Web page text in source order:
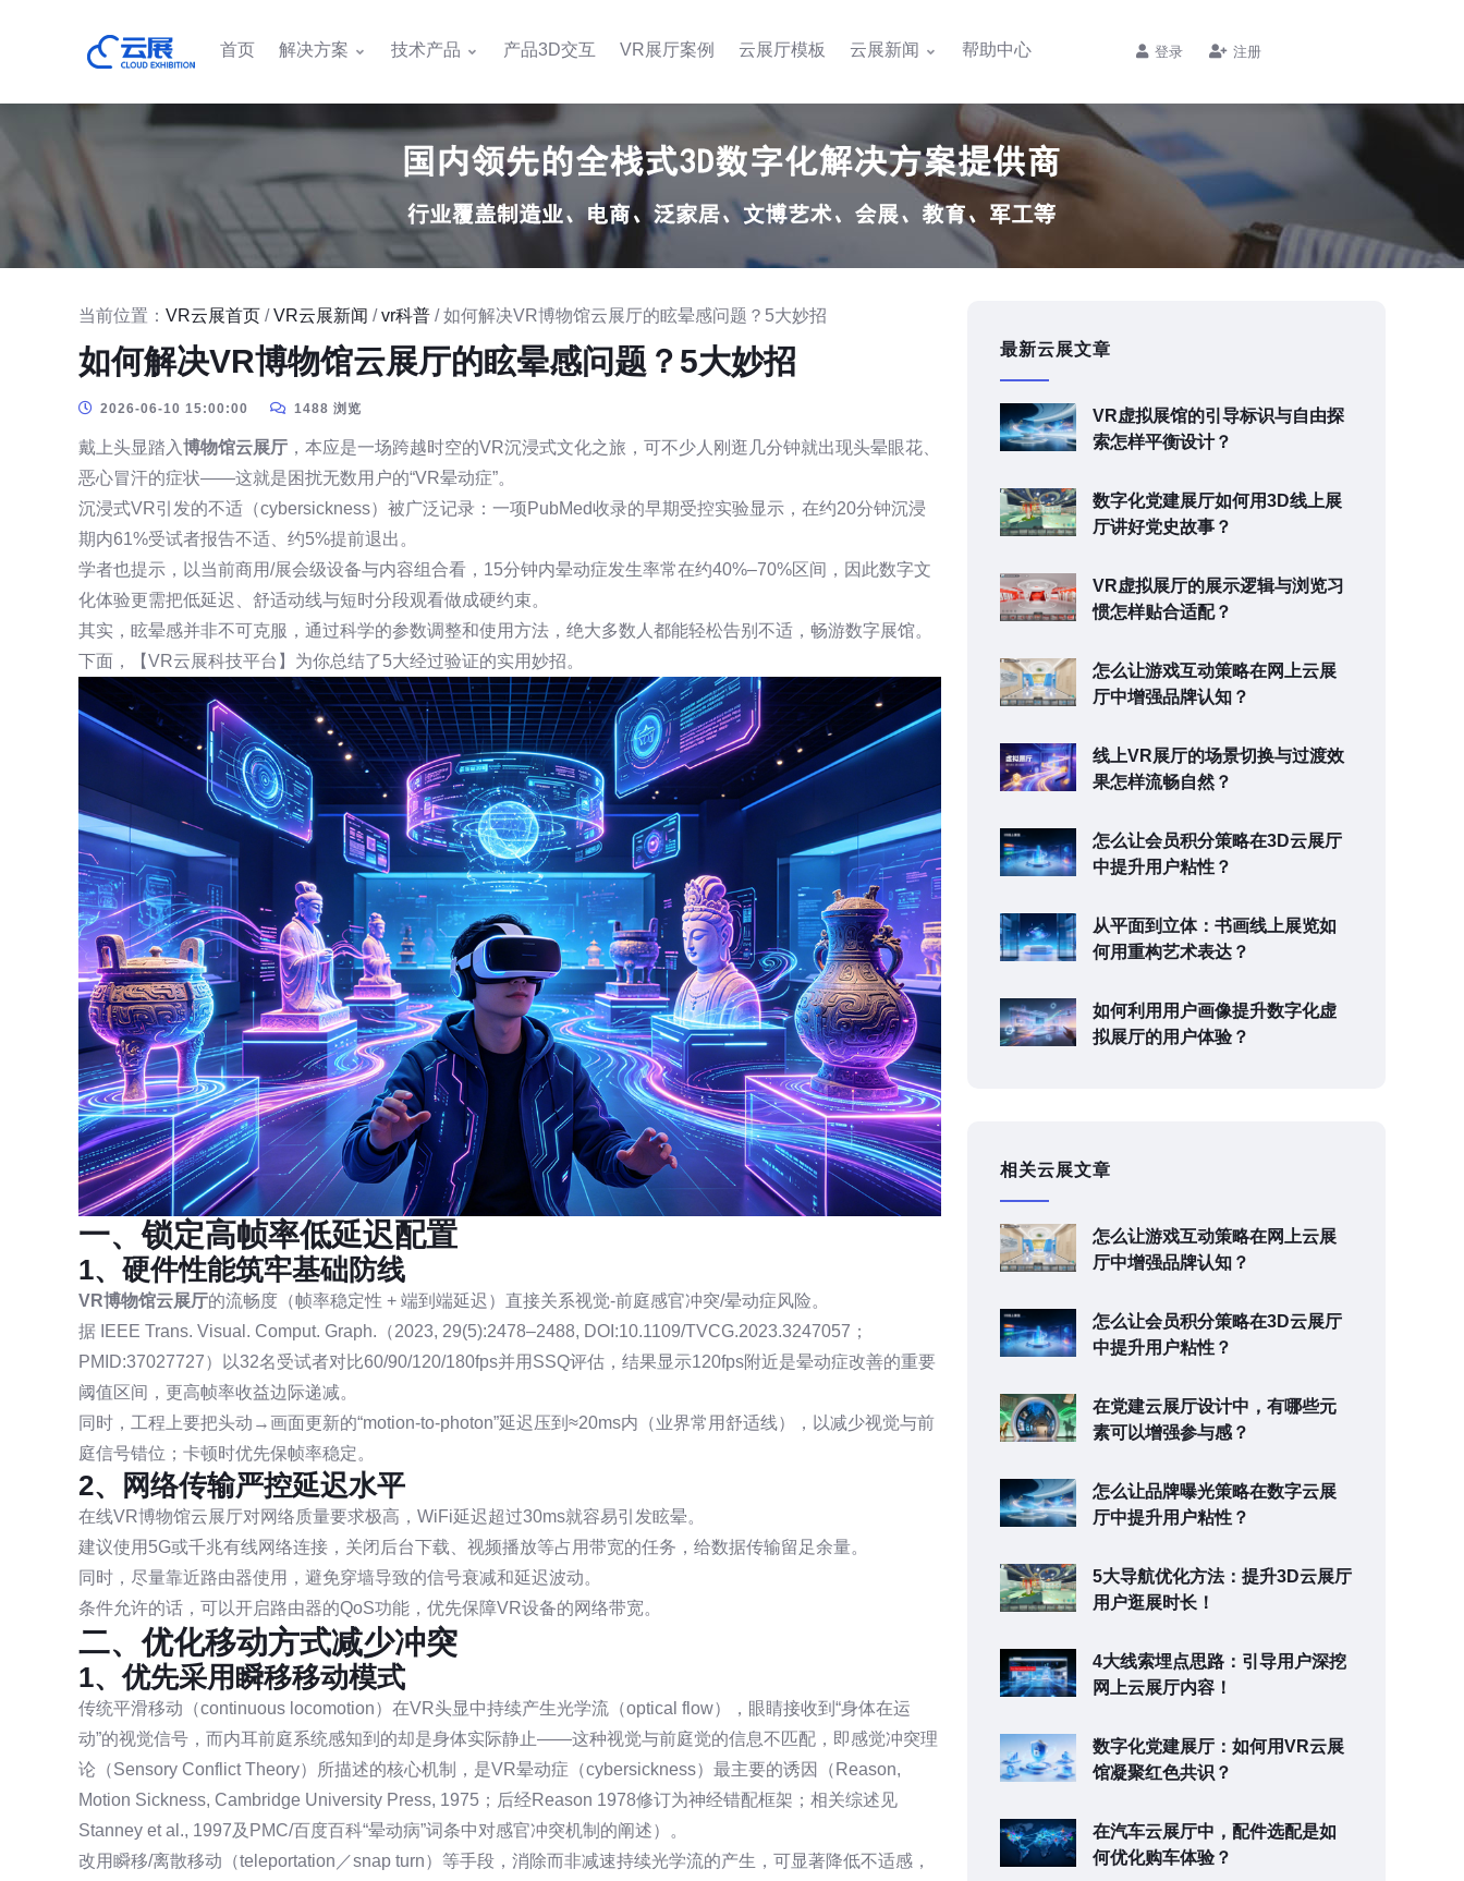
首页 解决方案 技术产品 产品3D交互 VR展厅案例 云展厅模板 云展新闻 帮助中心 登录 注册
当前位置： VR云展首页 /VR云展新闻 /vr科普 / 如何解决VR博物馆云展厅的眩晕感问题？5大妙招
如何解决VR博物馆云展厅的眩晕感问题？5大妙招
2026-06-10 15:00:00 1488 浏览
戴上头显踏入博物馆云展厅 ，本应是一场跨越时空的VR沉浸式文化之旅，可不少人刚逛几分钟就出现头晕眼花、
恶心冒汗的症状——这就是困扰无数用户的“VR晕动症”。
沉浸式VR引发的不适（cybersickness）被广泛记录：一项PubMed收录的早期受控实验显示，在约20分钟沉浸
期内61%受试者报告不适、约5%提前退出。
学者也提示，以当前商用/展会级设备与内容组合看，15分钟内晕动症发生率常在约40%–70%区间，因此数字文
化体验更需把低延迟、舒适动线与短时分段观看做成硬约束。
其实，眩晕感并非不可克服，通过科学的参数调整和使用方法，绝大多数人都能轻松告别不适，畅游数字展馆。
下面，【VR云展科技平台】为你总结了5大经过验证的实用妙招。
一、锁定高帧率低延迟配置
1、硬件性能筑牢基础防线
VR博物馆云展厅的流畅度（帧率稳定性 + 端到端延迟）直接关系视觉-前庭感官冲突/晕动症风险。
据 IEEE Trans. Visual. Comput. Graph.（2023, 29(5):2478–2488, DOI:10.1109/TVCG.2023.3247057；
PMID:37027727）以32名受试者对比60/90/120/180fps并用SSQ评估，结果显示120fps附近是晕动症改善的重要
阈值区间，更高帧率收益边际递减。
同时，工程上要把头动→画面更新的“motion-to-photon”延迟压到≈20ms内（业界常用舒适线），以减少视觉与前
庭信号错位；卡顿时优先保帧率稳定。
2、网络传输严控延迟水平
在线VR博物馆云展厅对网络质量要求极高，WiFi延迟超过30ms就容易引发眩晕。
建议使用5G或千兆有线网络连接，关闭后台下载、视频播放等占用带宽的任务，给数据传输留足余量。
同时，尽量靠近路由器使用，避免穿墙导致的信号衰减和延迟波动。
条件允许的话，可以开启路由器的QoS功能，优先保障VR设备的网络带宽。
二、优化移动方式减少冲突
1、优先采用瞬移移动模式
传统平滑移动（continuous locomotion）在VR头显中持续产生光学流（optical flow），眼睛接收到“身体在运
动”的视觉信号，而内耳前庭系统感知到的却是身体实际静止——这种视觉与前庭觉的信息不匹配，即感觉冲突理
论（Sensory Conflict Theory）所描述的核心机制，是VR晕动症（cybersickness）最主要的诱因（Reason,
Motion Sickness, Cambridge University Press, 1975；后经Reason 1978修订为神经错配框架；相关综述见
Stanney et al., 1997及PMC/百度百科“晕动病”词条中对感官冲突机制的阐述）。
改用瞬移/离散移动（teleportation／snap turn）等手段，消除而非减速持续光学流的产生，可显著降低不适感，
最新云展文章
VR虚拟展馆的引导标识与自由探
索怎样平衡设计？
数字化党建展厅如何用3D线上展
厅讲好党史故事？
VR虚拟展厅的展示逻辑与浏览习
惯怎样贴合适配？
怎么让游戏互动策略在网上云展
厅中增强品牌认知？
线上VR展厅的场景切换与过渡效
果怎样流畅自然？
怎么让会员积分策略在3D云展厅
中提升用户粘性？
从平面到立体：书画线上展览如
何用重构艺术表达？
如何利用用户画像提升数字化虚
拟展厅的用户体验？
相关云展文章
怎么让游戏互动策略在网上云展
厅中增强品牌认知？
怎么让会员积分策略在3D云展厅
中提升用户粘性？
在党建云展厅设计中，有哪些元
素可以增强参与感？
怎么让品牌曝光策略在数字云展
厅中提升用户粘性？
5大导航优化方法：提升3D云展厅
用户逛展时长！
4大线索埋点思路：引导用户深挖
网上云展厅内容！
数字化党建展厅：如何用VR云展
馆凝聚红色共识？
在汽车云展厅中，配件选配是如
何优化购车体验？